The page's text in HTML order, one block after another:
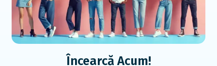
Încearcă Acum!